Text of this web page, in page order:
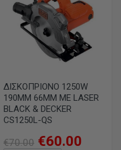
ΔΙΣΚΟΠΡΙΟΝΟ 1250W
190MM 66MM ΜΕ LASER
BLACK & DECKER
CS1250L-QS
€70.00 €60.00